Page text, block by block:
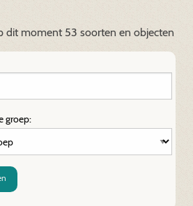
dit moment 53 soorten en objecten
groep: